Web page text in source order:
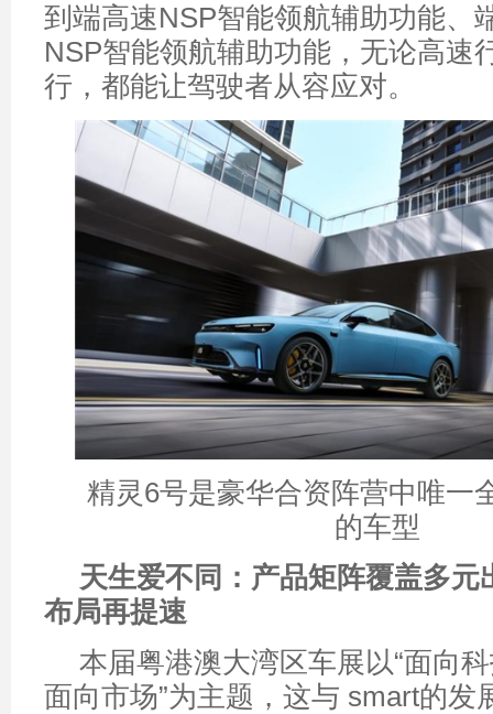
到端高速NSP智能领航辅助功能、
NSP智能领航辅助功能，无论高速
行，都能让驾驶者从容应对。
精灵6号是豪华合资阵营中唯一
的车型
天生爱不同：产品矩阵覆盖多元
布局再提速
本届粤港澳大湾区车展以“面向
面向市场”为主题，这与 smart的发